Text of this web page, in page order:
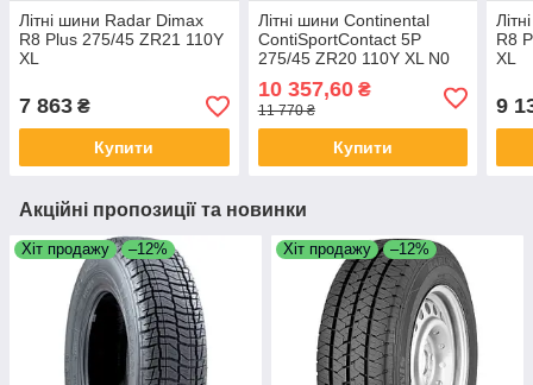
Літні шини Radar Dimax
R8 Plus 275/45 ZR21 110Y
XL
7 863 ₴
Купити
Літні шини Continental
ContiSportContact 5P
275/45 ZR20 110Y XL N0
10 357,60₴
11 770 ₴
Купити
R8
XL
9
Акційні пропозиції та новинки
Хіт продажу –12% Хіт продажу –12%